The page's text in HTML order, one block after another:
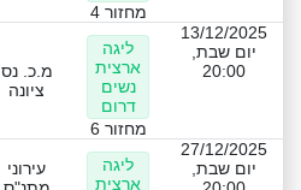
מחזור 4
13/12/2025
יום שבת,
20:00
ליגה
ארצית
נשים
דרום
מחזור 6
מ.כ. נס
ציונה
27/12/2025
יום שבת,
ליגה
ארצית
עירוני